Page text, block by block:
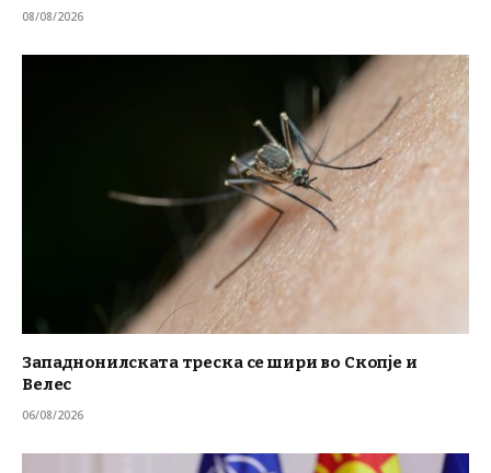
08/08/2026
Западнонилската треска се шири во Скопје и
Велес
06/08/2026